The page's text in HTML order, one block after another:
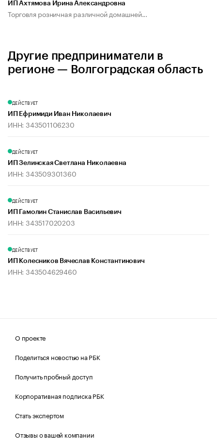
ИП Ахтямова Ирина Александровна
Торговля розничная различной домашней...
Другие предприниматели в
регионе — Волгоградская область
ДЕЙСТВУЕТ
ИП Ефримиди Иван Николаевич
ИНН: 343501106230
ДЕЙСТВУЕТ
ИП Зелинская Светлана Николаевна
ИНН: 343509301360
ДЕЙСТВУЕТ
ИП Гамолин Станислав Васильевич
ИНН: 343517020203
ДЕЙСТВУЕТ
ИП Колесников Вячеслав Константинович
ИНН: 343504629460
О проекте
Поделиться новостью на РБК
Получить пробный доступ
Корпоративная подписка РБК
Стать экспертом
Отзывы о вашей компании